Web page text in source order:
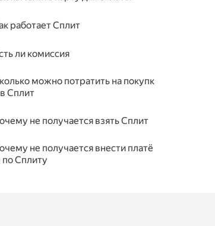
работает Сплит
ли комиссия
можно потратить на покупк
Сплит
не получается взять Сплит
не получается внести платё
Сплиту